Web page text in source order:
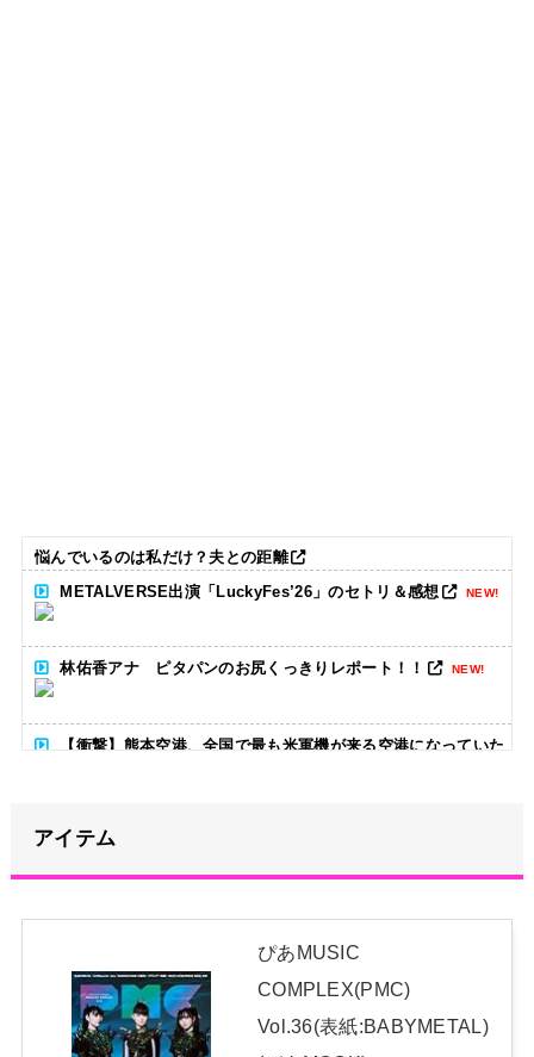
悩んでいるのは私だけ？夫との距離
METALVERSE出演「LuckyFes’26」のセトリ＆感想
NEW!
林佑香アナ ピタパンのお尻くっきりレポート！！ NEW!
【衝撃】熊本空港、全国で最も米軍機が来る空港になっていた
【画像】たぬき系女優はやっぱええな NEW!
【画像】たぬき系女優はやっぱええな
日本独自企画・限定生産盤「METAL FORTH (DELUXE
アイテム
ぴあMUSIC
COMPLEX(PMC)
Vol.36(表紙:BABYMETAL)